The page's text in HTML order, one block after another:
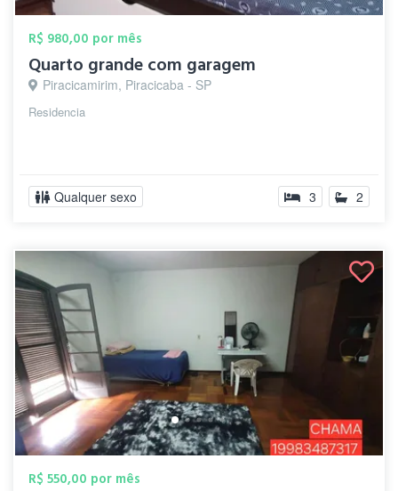
R$ 980,00 por mês
Quarto grande com garagem
Piracicamirim, Piracicaba - SP
Residencia
Qualquer sexo 3 2
R$ 550,00 por mês